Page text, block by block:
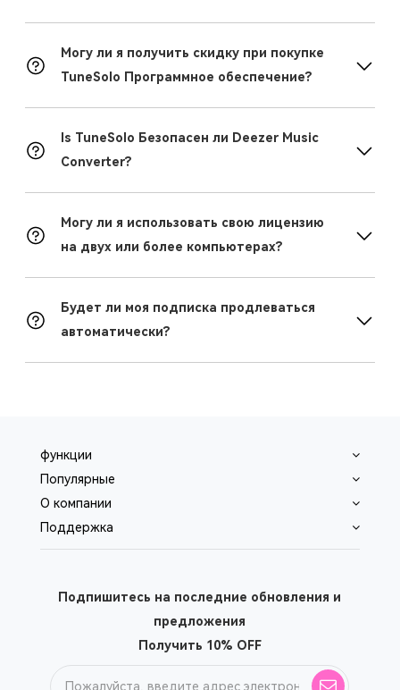
Могу ли я получить скидку при покупке
TuneSolo Программное обеспечение?
Is TuneSolo Безопасен ли Deezer Music
Converter?
Могу ли я использовать свою лицензию
на двух или более компьютерах?
Будет ли моя подписка продлеваться
автоматически?
функции
Популярные
O компании
Поддержка
Подпишитесь на последние обновления и
предложения
Получить 10% OFF